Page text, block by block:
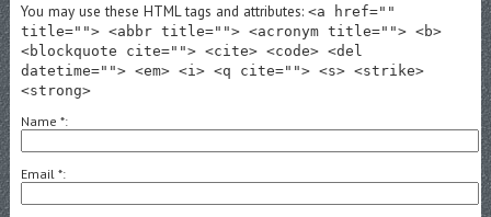
You may use these HTML tags and attributes: <a href=""
title=""> <abbr title=""> <acronym title=""> <b>
<blockquote cite=""> <cite> <code> <del
datetime=""> <em> <i> <q cite=""> <s> <strike>
<strong>
Name *
Email *